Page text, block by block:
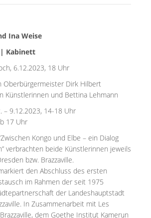
Ina Weise
| Kabinett
6.12.2023, 18 Uhr
Oberbürgermeister Dirk Hilbert
Künstlerinnen und Bettina Lehmann
– 9.12.2023, 14-18 Uhr
17 Uhr
Kongo und Elbe – ein Dialog
verbrachten beide Künstlerinnen jeweils
bzw. Brazzaville.
den Abschluss des ersten
im Rahmen der seit 1975
der Landeshauptstadt
In Zusammenarbeit mit Les
dem Goethe Institut Kamerun